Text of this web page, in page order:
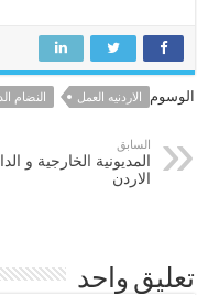
الوسوم الاردنيه العمل النضام
السابق
المديونية الخارجية و
الاردن
تعليق واحد